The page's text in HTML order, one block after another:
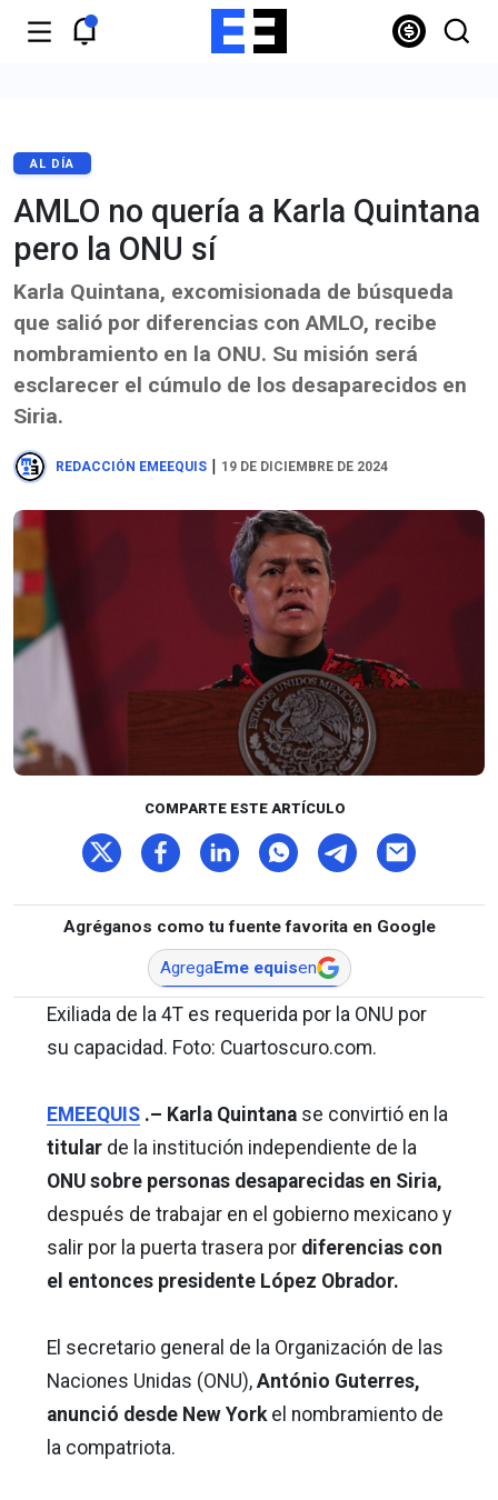
AL DÍA
AMLO no quería a Karla Quintana
pero la ONU sí
Karla Quintana, excomisionada de búsqueda
que salió por diferencias con AMLO, recibe
nombramiento en la ONU. Su misión será
esclarecer el cúmulo de los desaparecidos en
Siria.
REDACCIÓN EMEEQUIS | 19 DE DICIEMBRE DE 2024
COMPARTE ESTE ARTÍCULO
Agréganos como tu fuente favorita en Google
AgregaEme equisen
Exiliada de la 4T es requerida por la ONU por
su capacidad. Foto: Cuartoscuro.com.
EMEEQUIS .– Karla Quintana se convirtió en la
titular de la institución independiente de la
ONU sobre personas desaparecidas en Siria,
después de trabajar en el gobierno mexicano y
salir por la puerta trasera por diferencias con
el entonces presidente López Obrador.
El secretario general de la Organización de las
Naciones Unidas (ONU), António Guterres,
anunció desde New York el nombramiento de
la compatriota.